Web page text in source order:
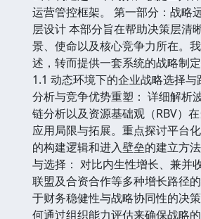
运营管控框架。 第一部分：战略
层设计 本部分旨在帮助决策层清
景、使命以及核心竞争力所在。
述，转而提供一套系统的战略制定
1.1 动态环境下的企业战略选择
分析与竞争优势重塑： 详细解析
链分析以及资源基础观（RBV）
应用局限与拓展。重点探讨平台
的构建逻辑和进入壁垒的建立方
与选择： 对比内生性增长、兼并
联盟及合资合作等多种增长路径
于财务稳健性与战略协同性的决
何通过组织能力评估来确保战略